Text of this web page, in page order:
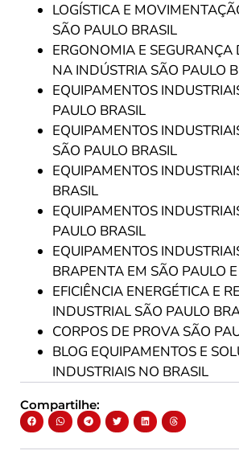
LOGÍSTICA E
SÃO PAULO BRASIL
ERGONOMIA E
NA INDÚSTRIA SÃO PAULO
EQUIPAMENTOS
PAULO BRASIL
EQUIPAMENTOS
SÃO PAULO BRASIL
EQUIPAMENTOS
BRASIL
EQUIPAMENTOS
PAULO BRASIL
EQUIPAMENTOS
BRAPENTA EM SÃO PAULO
EFICIÊNCIA ENERGÉTICA E
INDUSTRIAL SÃO PAULO
CORPOS DE PROVA SÃO
BLOG EQUIPAMENTOS E
INDUSTRIAIS NO BRASIL
Compartilhe: